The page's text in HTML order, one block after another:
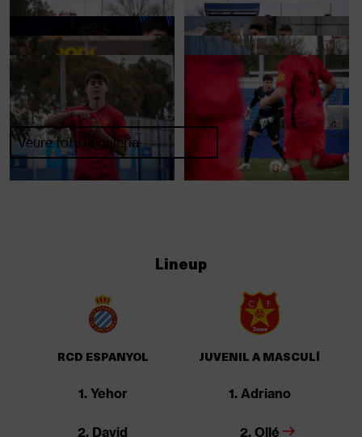
Veure tota la galeria
Lineup
RCD ESPANYOL
1. Yehor
2. David
JUVENIL A MASCULÍ
1. Adriano
2. Ollé